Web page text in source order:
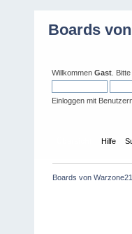
Boards
Willkommen Gast . Bitte
Einloggen mit
Hilfe
Boards von